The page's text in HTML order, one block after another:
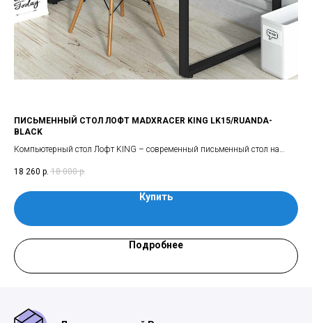
ПИСЬМЕННЫЙ СТОЛ ЛОФТ MADXRACER KING LK15/RUANDA-
BLACK
Компьютерный стол Лофт KING – современный письменный стол на
модном сейчас стиле ЛОФТ
18 260 р. 18 000 р.
Купить
Подробнее